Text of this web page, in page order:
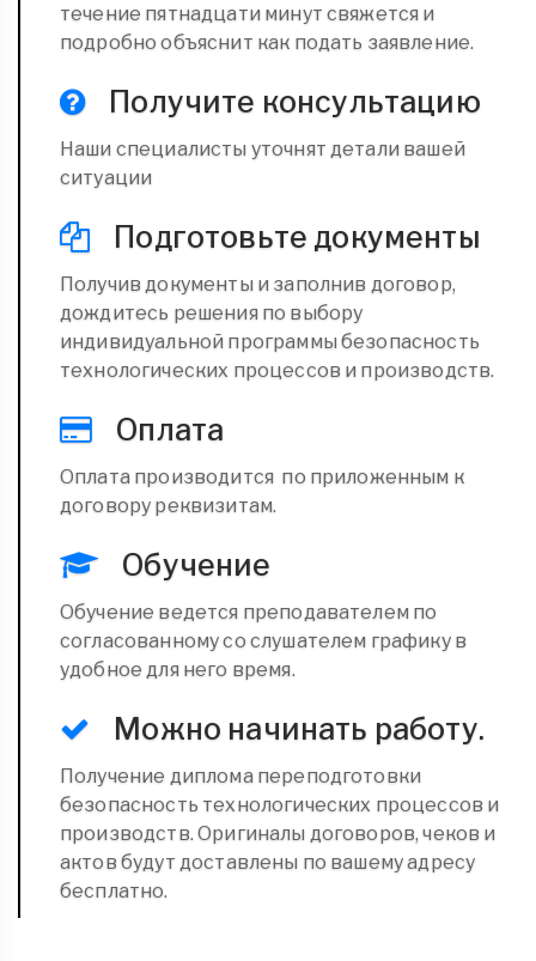
течение пятнадцати минут свяжется и
подробно объяснит как подать заявление.
Получите консультацию
Наши специалисты уточнят детали вашей
ситуации
Подготовьте документы
Получив документы и заполнив договор,
дождитесь решения по выбору
индивидуальной программы безопасность
технологических процессов и производств.
Оплата
Оплата производится по приложенным к
договору реквизитам.
Обучение
Обучение ведется преподавателем по
согласованному со слушателем графику в
удобное для него время.
Можно начинать работу.
Получение диплома переподготовки
безопасность технологических процессов и
производств. Оригиналы договоров, чеков и
актов будут доставлены по вашему адресу
бесплатно.